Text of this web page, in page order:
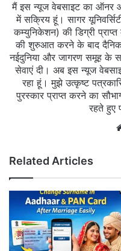
मैं इस न्यूज वेबसाइट का ऑनर
में सक्रिय हूं। सागर
कम्युनिकेशन) की डिग्री
की शुरुआत करने के बाद दैनिक
नईदुनिया और जागरण समूह के
सेवाएं दी। अब इस न्यूज
रहा हूं। मुझे उत्कृष्ट
पुरस्कार प्राप्त करने का
रहते हुए
Related Articles